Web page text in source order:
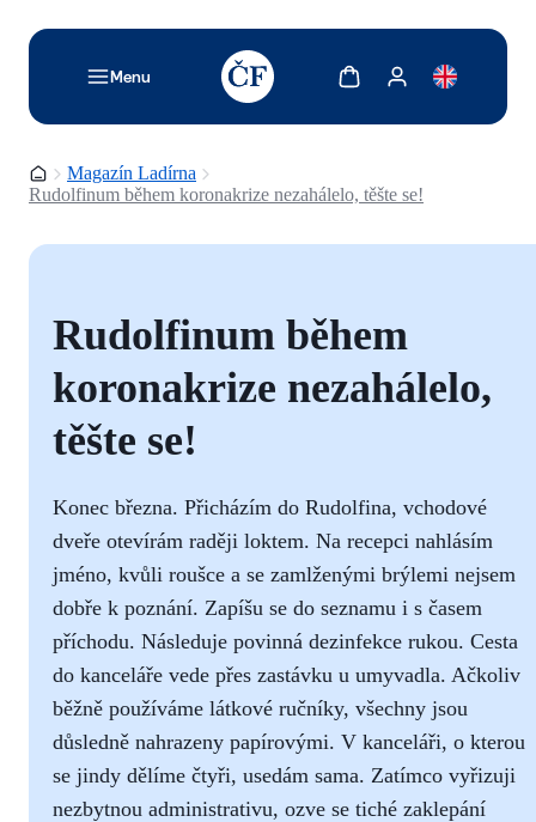
Menu
TODO: Add description for reader
Zobrazit košíkZobrazit můj účet
Domovská stránka
Magazín Ladírna
Rudolfinum během koronakrize nezahálelo, těšte se!
Rudolfinum během
koronakrize nezahálelo,
těšte se!
Konec března. Přicházím do Rudolfina, vchodové
dveře otevírám raději loktem. Na recepci nahlásím
jméno, kvůli roušce a se zamlženými brýlemi nejsem
dobře k poznání. Zapíšu se do seznamu i s časem
příchodu. Následuje povinná dezinfekce rukou. Cesta
do kanceláře vede přes zastávku u umyvadla. Ačkoliv
běžně používáme látkové ručníky, všechny jsou
důsledně nahrazeny papírovými. V kanceláři, o kterou
se jindy dělíme čtyři, usedám sama. Zatímco vyřizuji
nezbytnou administrativu, ozve se tiché zaklepání